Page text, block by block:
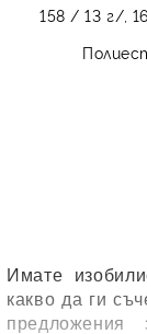
158 / 13 г/,
Имате
какво да ги